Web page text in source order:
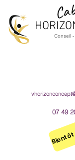
Conseil
07 49